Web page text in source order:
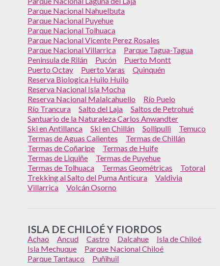
Parque Nacional Nahuelbuta
Parque Nacional Puyehue
Parque Nacional Tolhuaca
Parque Nacional Vicente Perez Rosales
Parque Nacional Villarrica
Parque Tagua-Tagua
Peninsula de Rilán
Pucón
Puerto Montt
Puerto Octay
Puerto Varas
Quinquén
Reserva Biologica Huilo Huilo
Reserva Nacional Isla Mocha
Reserva Nacional Malalcahuello
Río Puelo
Río Trancura
Salto del Laja
Saltos de Petrohué
Santuario de la Naturaleza Carlos Anwandter
Ski en Antillanca
Ski en Chillán Sollipulli
Temuco
Termas de Aguas Calientes
Termas de Chillán
Termas de Coñaripe
Termas de Huife
Termas de Liquiñe
Termas de Puyehue
Termas de Tolhuaca
Termas Geométricas
Totoral
Trekking al Salto del Puma Anticura
Valdivia
Villarrica
Volcán Osorno
ISLA DE CHILOÉ Y FIORDOS
Achao Ancud Castro Dalcahue
Isla de Chiloé
Isla Mechuque
Parque Nacional Chiloé
Parque Tantauco
Puñihuil